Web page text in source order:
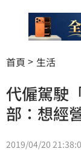
首頁 生活
代僱駕駛
部：想經
2019/04/20